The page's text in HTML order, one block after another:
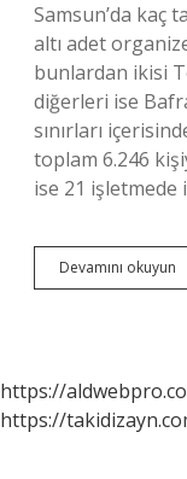
Samsun’da kaç
altı adet
bunlardan ikisi
diğerleri ise
sınırları
toplam 6.246
ise 21 işletmede
Devamını okuyun
https://
https://